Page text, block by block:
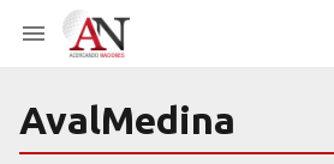
AvalMedina